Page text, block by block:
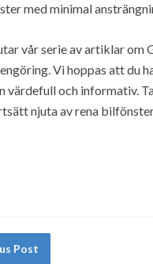
med minimal
vår serie av artiklar om
Vi hoppas att du
värdefull och informativ.
njuta av rena
Post